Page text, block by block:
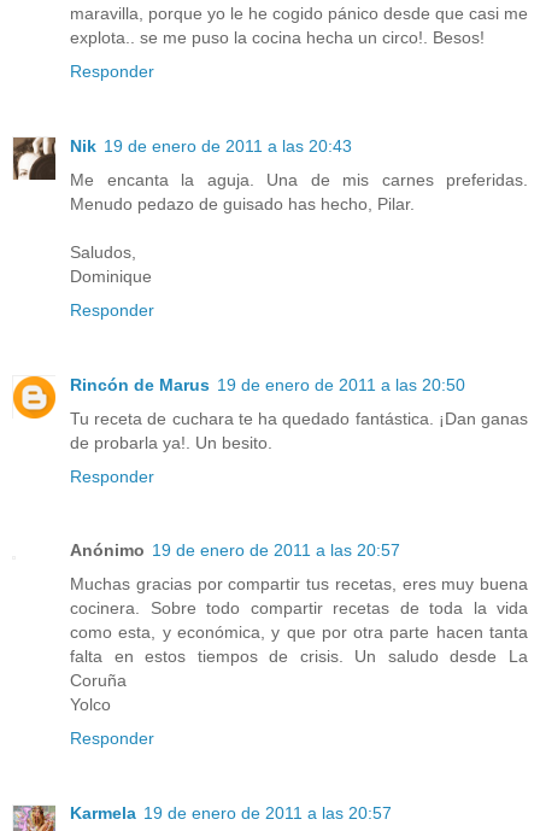
maravilla, porque yo le he cogido pánico desde que casi me
explota.. se me puso la cocina hecha un circo!. Besos!
Responder
Nik 19 de enero de 2011 a las 20:43
Me encanta la aguja. Una de mis carnes preferidas.
Menudo pedazo de guisado has hecho, Pilar.
Saludos,
Dominique
Responder
Rincón de Marus 19 de enero de 2011 a las 20:50
Tu receta de cuchara te ha quedado fantástica. ¡Dan ganas
de probarla ya!. Un besito.
Responder
Anónimo 19 de enero de 2011 a las 20:57
Muchas gracias por compartir tus recetas, eres muy buena
cocinera. Sobre todo compartir recetas de toda la vida
como esta, y económica, y que por otra parte hacen tanta
falta en estos tiempos de crisis. Un saludo desde La
Coruña
Yolco
Responder
Karmela 19 de enero de 2011 a las 20:57